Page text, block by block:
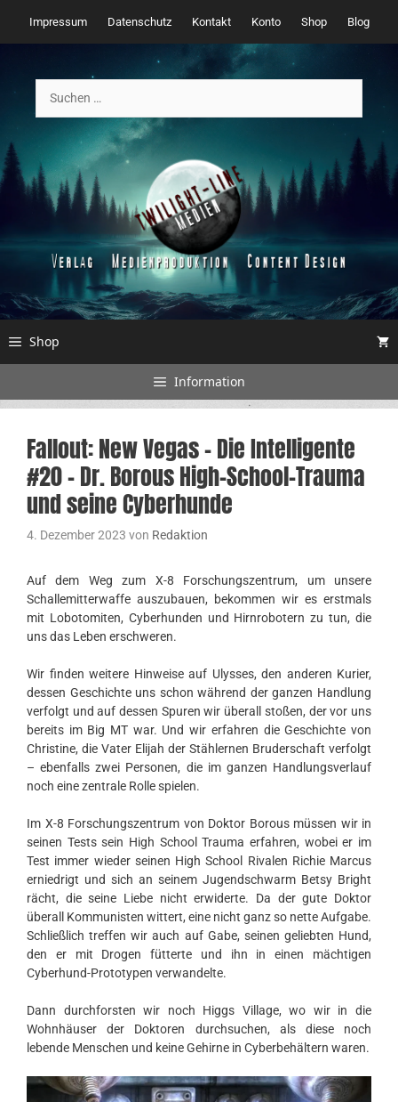
Inhalt
springen
Impressum Datenschutz Kontakt Konto Shop Blog
nach:
Shop
Information
Fallout: New Vegas – Die Intelligente
#20 – Dr. Borous High-School-Trauma
und seine Cyberhunde
4. Dezember 2023 von Redaktion
Auf dem Weg zum X-8 Forschungszentrum, um unsere
Schallemitterwaffe auszubauen, bekommen wir es erstmals
mit Lobotomiten, Cyberhunden und Hirnrobotern zu tun, die
uns das Leben erschweren.
Wir finden weitere Hinweise auf Ulysses, den anderen Kurier,
dessen Geschichte uns schon während der ganzen Handlung
verfolgt und auf dessen Spuren wir überall stoßen, der vor uns
bereits im Big MT war. Und wir erfahren die Geschichte von
Christine, die Vater Elijah der Stählernen Bruderschaft verfolgt
– ebenfalls zwei Personen, die im ganzen Handlungsverlauf
noch eine zentrale Rolle spielen.
Im X-8 Forschungszentrum von Doktor Borous müssen wir in
seinen Tests sein High School Trauma erfahren, wobei er im
Test immer wieder seinen High School Rivalen Richie Marcus
erniedrigt und sich an seinem Jugendschwarm Betsy Bright
rächt, die seine Liebe nicht erwiderte. Da der gute Doktor
überall Kommunisten wittert, eine nicht ganz so nette Aufgabe.
Schließlich treffen wir auch auf Gabe, seinen geliebten Hund,
den er mit Drogen fütterte und ihn in einen mächtigen
Cyberhund-Prototypen verwandelte.
Dann durchforsten wir noch Higgs Village, wo wir in die
Wohnhäuser der Doktoren durchsuchen, als diese noch
lebende Menschen und keine Gehirne in Cyberbehältern waren.